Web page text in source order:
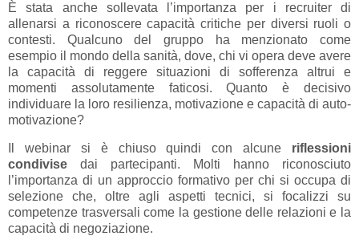
È stata anche sollevata l’importanza per i recruiter di
allenarsi a riconoscere capacità critiche per diversi ruoli o
contesti. Qualcuno del gruppo ha menzionato come
esempio il mondo della sanità, dove, chi vi opera deve avere
la capacità di reggere situazioni di sofferenza altrui e
momenti assolutamente faticosi. Quanto è decisivo
individuare la loro resilienza, motivazione e capacità di auto-
motivazione?
Il webinar si è chiuso quindi con alcune riflessioni
condivise dai partecipanti. Molti hanno riconosciuto
l’importanza di un approccio formativo per chi si occupa di
selezione che, oltre agli aspetti tecnici, si focalizzi su
competenze trasversali come la gestione delle relazioni e la
capacità di negoziazione.